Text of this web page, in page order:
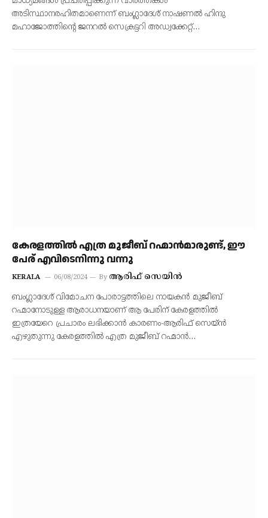
അടിസ്ഥാനരഹിതമാണെന്ന് ബംഗ്ലാദേശ് നാഷണൽ ഹിന്ദു
മഹാജോത്തിൻ്റെ ജനറൽ സെക്രട്ടറി അഡ്വക്കേറ്റ്…
കേരളത്തിൽ എത്ര മുജീബ് റഹ്മാൻമാരുണ്ട്, ഈ
പേര് എവിടെനിന്നു വന്നു
KERALA 06/08/2024 By ആരിഫ് സെയിൻ
ബംഗ്ലാദേശ് വിമോചന പോരാട്ടത്തിലെ നായകൻ മുജീബ്
റഹ്മാനോടുള്ള ആരാധനയാണ് ആ പേരിന് കേരളത്തിൽ
ഇത്രയേറെ പ്രചാരം ലഭിക്കാൻ കാരണം-ആരിഫ് സെയ്ൻ
എഴുതുന്നു കേരളത്തിൽ എത്ര മുജീബ് റഹ്മാൻ…